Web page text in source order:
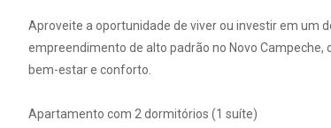
Aproveite a oportunidade de viver ou investir em um
empreendimento de alto padrão no Novo
bem-estar e conforto.
Apartamento com 2 dormitórios (1 suíte)